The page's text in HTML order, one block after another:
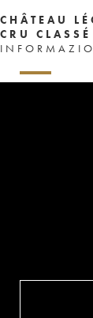
CHÂTEAU
CRU CLASSÉ